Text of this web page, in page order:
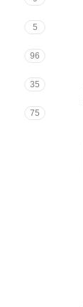
5
96
35
75